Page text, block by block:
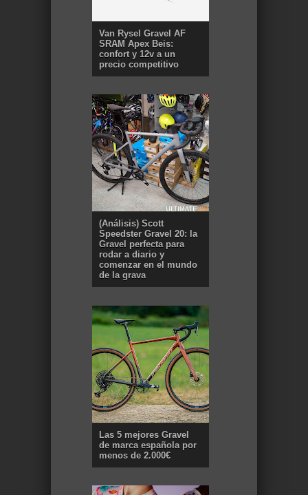
Van Rysel Gravel AF
SRAM Apex Beis:
confort y 12v a un
precio competitivo
(Análisis) Scott
Speedster Gravel 20: la
Gravel perfecta para
rodar a diario y
comenzar en el mundo
de la grava
Las 5 mejores Gravel
de marca española por
menos de 2.000€